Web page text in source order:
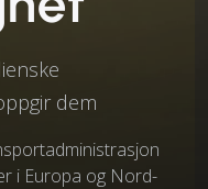
dem
i Europa og Nord-